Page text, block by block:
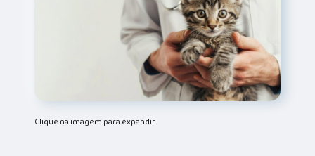
Clique na imagem para expandir